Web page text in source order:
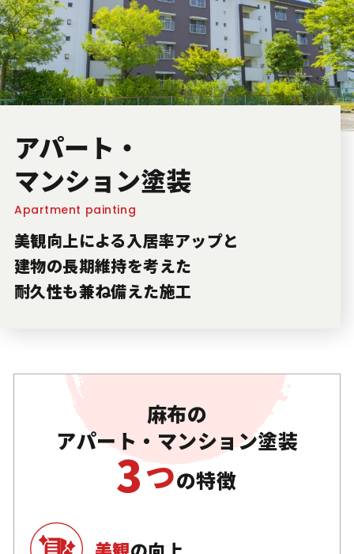
アパート・
マンション塗装
Apartment painting
美観向上による入居率アップと
建物の長期維持を考えた
耐久性も兼ね備えた施工
麻布の
アパート・マンション塗装
3つの特徴